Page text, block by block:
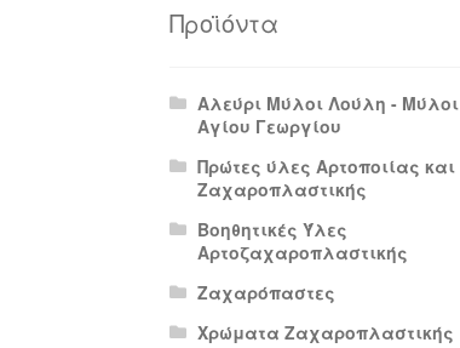
Πολιτική Απορρήτου
Προϊόντα
Αλεύρι Μύλοι Λούλη - Μύλοι
Αγίου Γεωργίου
Πρώτες ύλες Αρτοποιίας και
Ζαχαροπλαστικής
Βοηθητικές Ύλες
Αρτοζαχαροπλαστικής
Ζαχαρόπαστες
Χρώματα Ζαχαροπλαστικής